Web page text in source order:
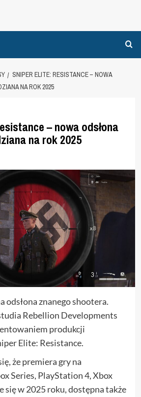
SNIPER ELITE: RESISTANCE – NOWA
NA ROK 2025
– nowa odsłona
na rok 2025
odsłona znanego shootera.
Rebellion Developments
produkcji
Elite: Resistance.
że premiera gry na
Series, PlayStation 4, Xbox
się w 2025 roku, dostępna także